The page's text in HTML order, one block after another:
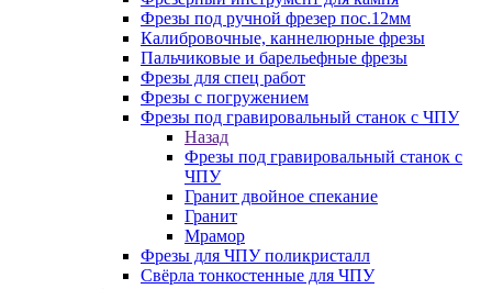
Фрезы под ручной фрезер пос.12мм
Калибровочные, каннелюрные фрезы
Пальчиковые и барельефные фрезы
Фрезы для спец работ
Фрезы с погружением
Фрезы под гравировальный станок с ЧПУ
Назад
Фрезы под гравировальный станок с
ЧПУ
Гранит двойное спекание
Гранит
Мрамор
Фрезы для ЧПУ поликристалл
Свёрла тонкостенные для ЧПУ